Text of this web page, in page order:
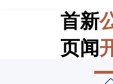
首
页
新
闻